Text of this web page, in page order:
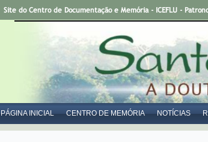
PÁGINA INICIAL CENTRO DE MEMÓRIA NOTÍCIAS
Site do Centro de Documentação e Memória - ICEFLU -